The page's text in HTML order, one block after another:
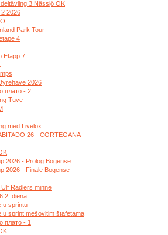
3 Nässjö OK
2026
Park Tour
4
Etapp 7
2026
плато - 2
Tuve
med Livelox
26 - CORTEGANA
2026 - Prolog Bogense
2026 - Finale Bogense
Radlers minne
2. diena
u sprintu
u sprint mešovitim štafetama
плато - 1